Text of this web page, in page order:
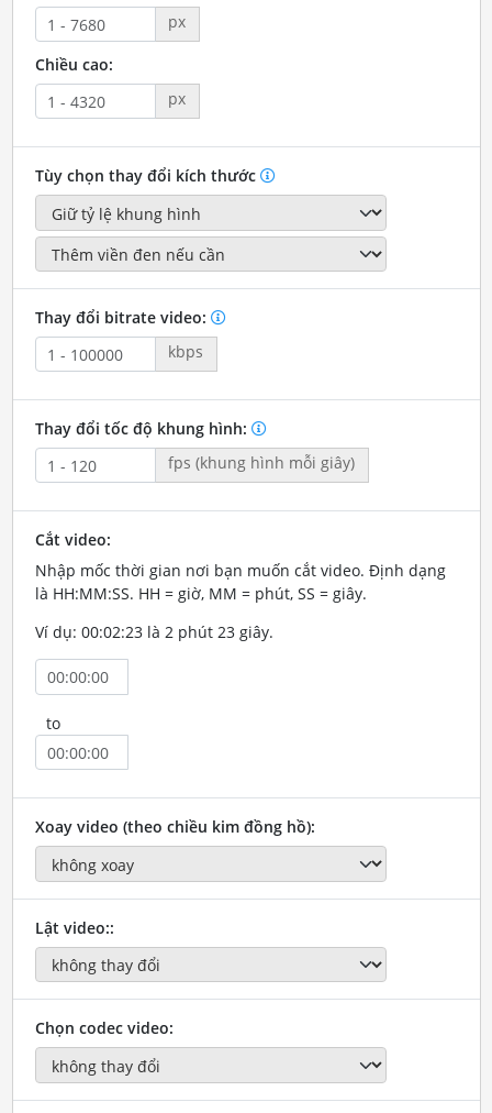
px
Chiều cao:
px
Tùy chọn thay đổi kích thước
Thay đổi bitrate video:
kbps
Thay đổi tốc độ khung hình:
fps (khung hình mỗi giây)
Cắt video:
Nhập mốc thời gian nơi bạn muốn cắt video. Định dạng
là HH:MM:SS. HH = giờ, MM = phút, SS = giây.
Ví dụ: 00:02:23 là 2 phút 23 giây.
to
Xoay video (theo chiều kim đồng hồ):
Lật video::
Chọn codec video: